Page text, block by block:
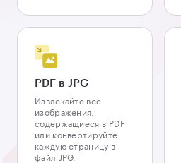
PDF в JPG
Извлекайте все
изображения,
содержащиеся в PDF
или конвертируйте
каждую страницу в
файл JPG.